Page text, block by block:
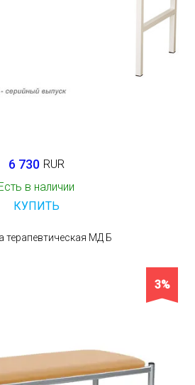
6 730 RUR
в наличии
КУПИТЬ
терапевтическая МД Б
3%